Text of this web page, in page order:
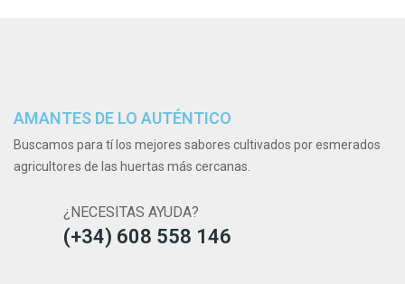
AMANTES DE LO AUTÉNTICO
Buscamos para tí los mejores sabores cultivados por esmerados
agricultores de las huertas más cercanas.
¿NECESITAS AYUDA?
(+34) 608 558 146